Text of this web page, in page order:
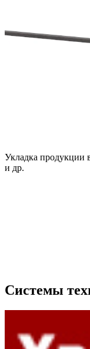
Укладка продукции
и др.
Системы